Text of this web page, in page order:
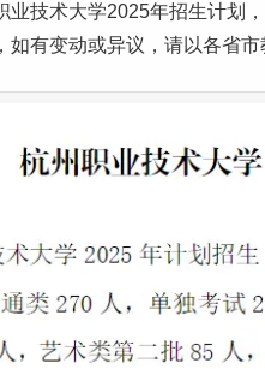
业技术大学2025年招生计划
如有变动或异议，请以各省市